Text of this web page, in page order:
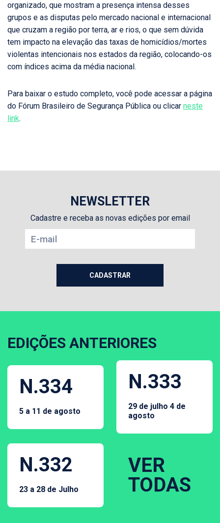
organizado, que mostram a presença intensa desses
grupos e as disputas pelo mercado nacional e internacional
que cruzam a região por terra, ar e rios, o que sem dúvida
tem impacto na elevação das taxas de homicídios/mortes
violentas intencionais nos estados da região, colocando-os
com índices acima da média nacional.
Para baixar o estudo completo, você pode acessar a página
do Fórum Brasileiro de Segurança Pública ou clicar neste
link.
NEWSLETTER
Cadastre e receba as novas edições por email
EDIÇÕES ANTERIORES
N.334
5 a 11 de agosto
N.333
29 de julho 4 de
agosto
N.332
23 a 28 de Julho
VER
TODAS